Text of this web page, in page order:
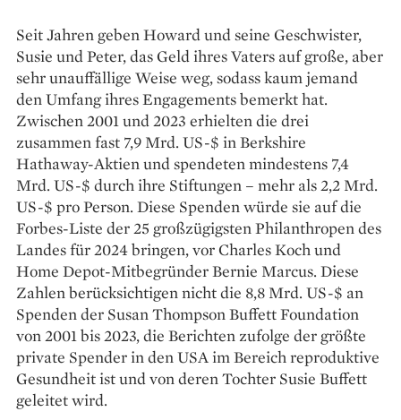
Seit Jahren geben Howard und seine Geschwister,
Susie und Peter, das Geld ihres Vaters auf große, aber
sehr unauffällige Weise weg, sodass kaum jemand
den Umfang ihres Engagements bemerkt hat.
Zwischen 2001 und 2023 erhielten die drei
zusammen fast 7,9 Mrd. US-$ in Berkshire
Hathaway-Aktien und spendeten mindestens 7,4
Mrd. US-$ durch ihre Stiftungen – mehr als 2,2 Mrd.
US-$ pro Person. Diese Spenden würde sie auf die
Forbes-Liste der 25 großzügigsten Philanthropen des
Landes für 2024 bringen, vor Charles Koch und
Home Depot-Mitbegründer Bernie Marcus. Diese
Zahlen berücksichtigen nicht die 8,8 Mrd. US-$ an
Spenden der Susan Thompson Buffett Foundation
von 2001 bis 2023, die Berichten zufolge der größte
private Spender in den USA im Bereich reproduktive
Gesundheit ist und von deren Tochter Susie Buffett
geleitet wird.